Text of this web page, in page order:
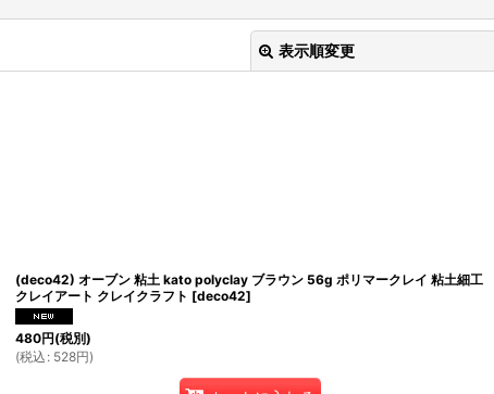
表示順変更
(deco42) オーブン 粘土 kato polyclay ブラウン 56g ポリマークレイ 粘土細工
クレイアート クレイクラフト [deco42]
480円(税別)
(税込 : 528円)